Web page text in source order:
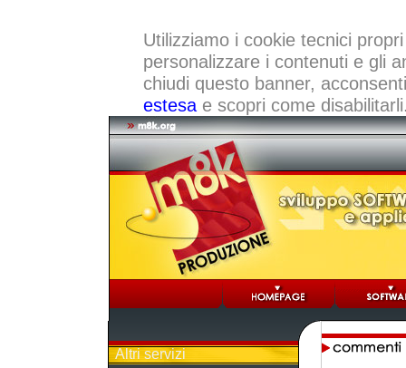
Utilizziamo i cookie tecnici
personalizzare i contenuti e gli
chiudi questo banner,
estesae scopri come
Altri servizi